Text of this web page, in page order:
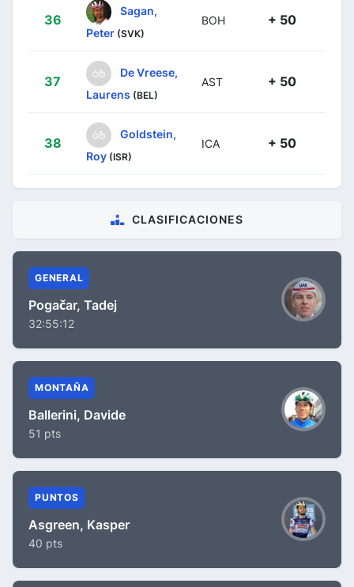
36
Sagan,
Peter (SVK)
BOH + 50
37
De Vreese,
Laurens (BEL)
AST + 50
38
Goldstein,
Roy (ISR)
ICA + 50
CLASIFICACIONES
GENERAL
Pogačar, Tadej
32:55:12
MONTAÑA
Ballerini, Davide
51 pts
PUNTOS
Asgreen, Kasper
40 pts